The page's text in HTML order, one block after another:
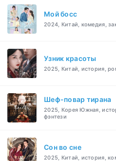
Мой босс
2024, Китай, комедия,
Узник красоты
2025, Китай, история,
Шеф-повар тирана
2025, Корея Южная,
фэнтези
Cон во сне
2025, Китай, история,